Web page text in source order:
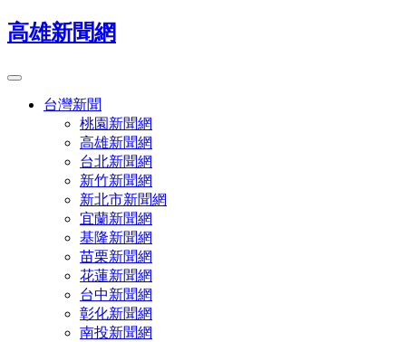
高雄新聞網
台灣新聞
桃園新聞網
高雄新聞網
台北新聞網
新竹新聞網
新北市新聞網
宜蘭新聞網
基隆新聞網
苗栗新聞網
花蓮新聞網
台中新聞網
彰化新聞網
南投新聞網